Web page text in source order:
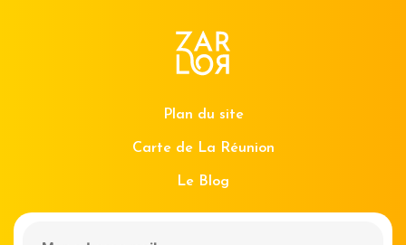
Plan du site
Carte de La Réunion
Le Blog